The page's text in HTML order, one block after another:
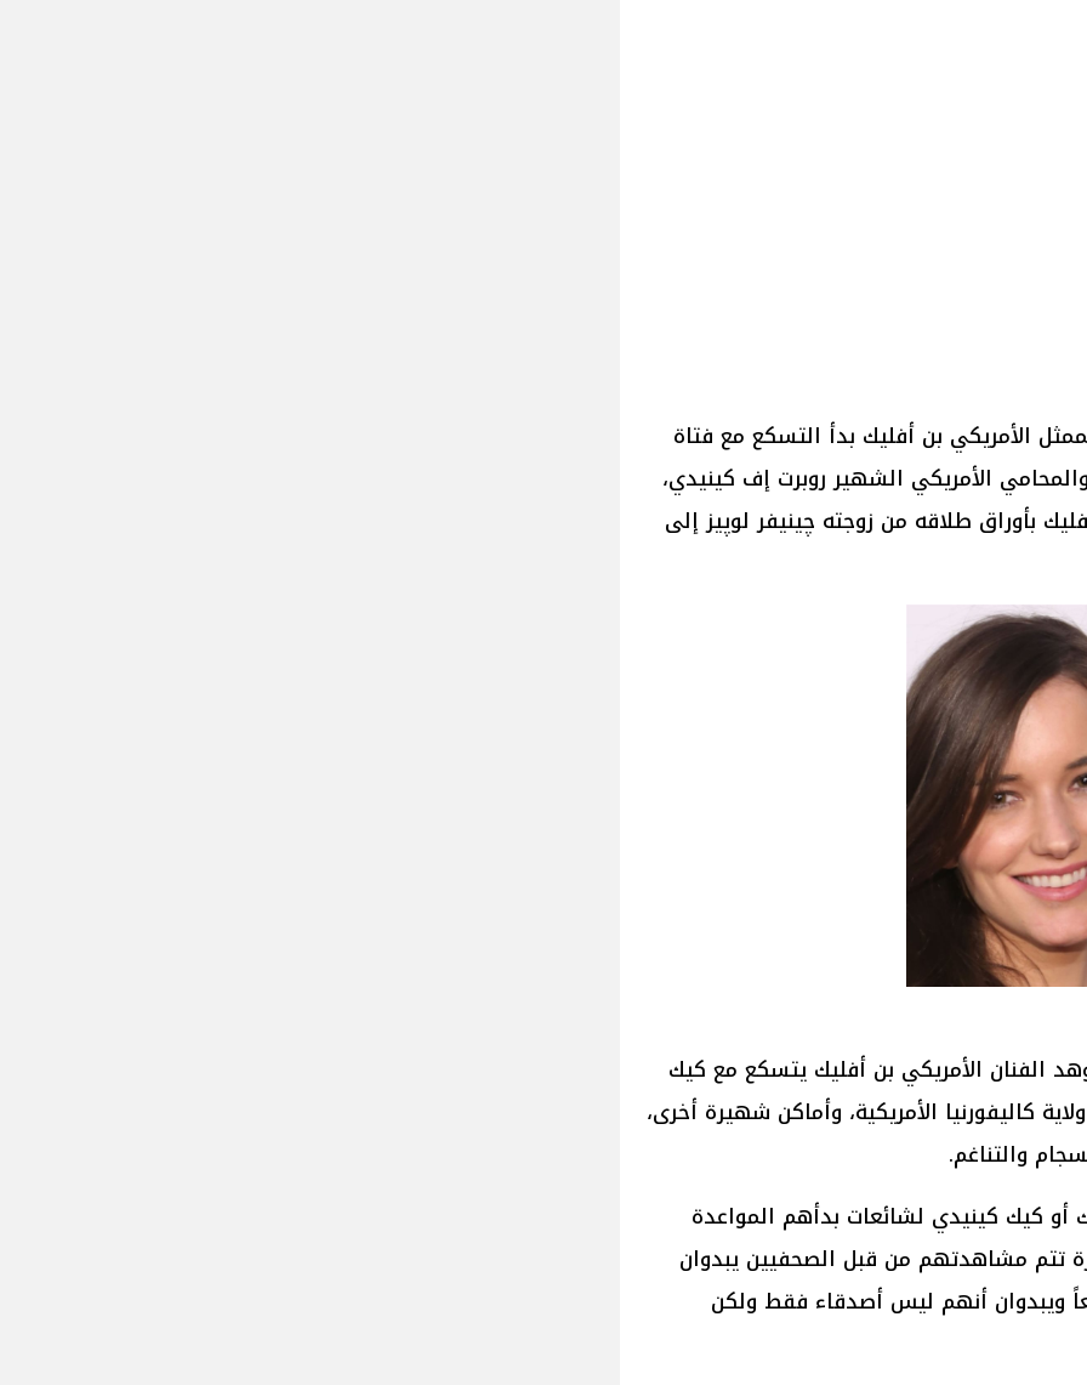
الأمريكي بن أفليك بدأ التسكع مع فتاة
الأمريكي الشهير روبرت إف كينيدي،
بأوراق طلاقه من زوجته چينيفر لوپيز إلى
الفنان الأمريكي بن أفليك يتسكع مع كيك
كاليفورنيا الأمريكية، وأماكن شهيرة أخرى،
والتناغم.
أو كيك كينيدي لشائعات بدأهم المواعدة
تتم مشاهدتهم من قبل الصحفيين يبدوان
ويبدوان أنهم ليس أصدقاء فقط ولكن